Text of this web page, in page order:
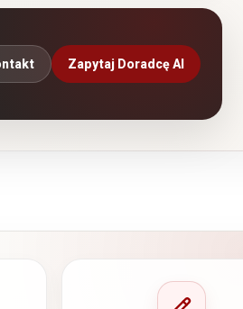
Zapytaj Doradcę AI